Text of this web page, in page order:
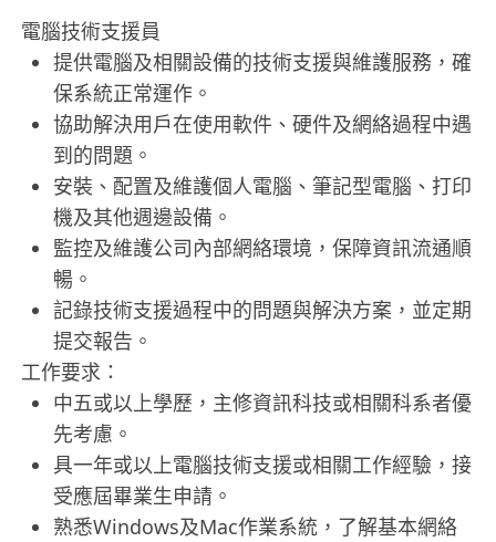
電腦技術支援員
提供電腦及相關設備的技術支援與維護服務，確
保系統正常運作。
協助解決用戶在使用軟件、硬件及網絡過程中遇
到的問題。
安裝、配置及維護個人電腦、筆記型電腦、打印
機及其他週邊設備。
監控及維護公司內部網絡環境，保障資訊流通順
暢。
記錄技術支援過程中的問題與解決方案，並定期
提交報告。
工作要求：
中五或以上學歷，主修資訊科技或相關科系者優
先考慮。
具一年或以上電腦技術支援或相關工作經驗，接
受應屆畢業生申請。
熟悉Windows及Mac作業系統，了解基本網絡